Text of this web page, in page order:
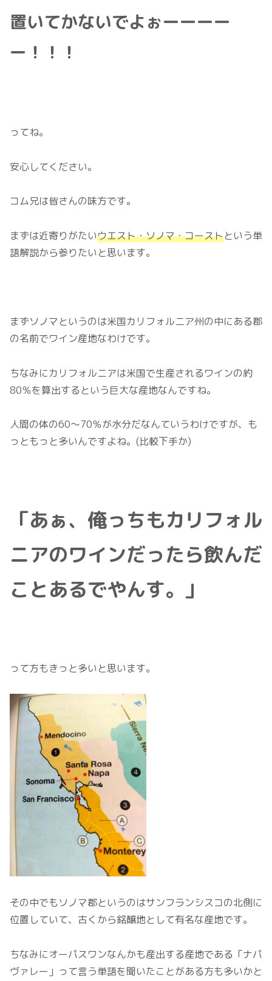
置いてかないでよぉーーーー
ー！！！
ってね。
安心してください。
コム兄は皆さんの味方です。
まずは近寄りがたいウエスト・ソノマ・コーストという単
語解説から参りたいと思います。
まずソノマというのは米国カリフォルニア州の中にある郡
の名前でワイン産地なわけです。
ちなみにカリフォルニアは米国で生産されるワインの約
80％を算出するという巨大な産地なんですね。
人間の体の60～70％が水分だなんていうわけですが、も
っともっと多いんですよね。(比較下手か)
「あぁ、俺っちもカリフォル
ニアのワインだったら飲んだ
ことあるでやんす。」
って方もきっと多いと思います。
その中でもソノマ郡というのはサンフランシスコの北側に
位置していて、古くから銘醸地として有名な産地です。
ちなみにオーパスワンなんかも産出する産地である「ナパ
ヴァレー」って言う単語を聞いたことがある方も多いかと